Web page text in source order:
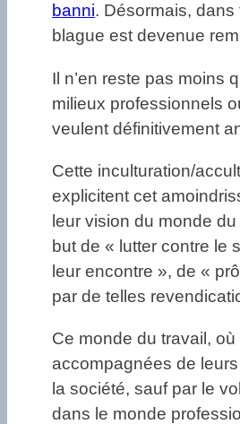
banni. Désormais,
blague est devenue
Il n’en reste pas moins
milieux professionnels
veulent définitivement
Cette inculturation/
explicitent cet
leur vision du monde
but de « lutter contre le
leur encontre », de «
par de telles
Ce monde du travail,
accompagnées de
la société, sauf par le
dans le monde